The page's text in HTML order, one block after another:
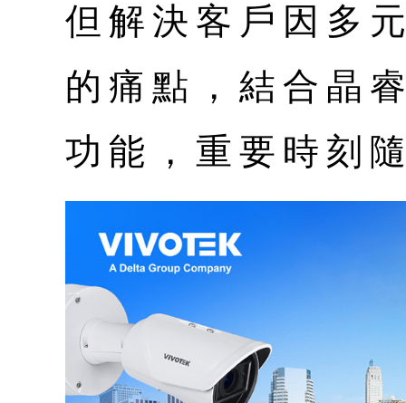
但解決客戶因多
的痛點，結合晶
功能，重要時刻